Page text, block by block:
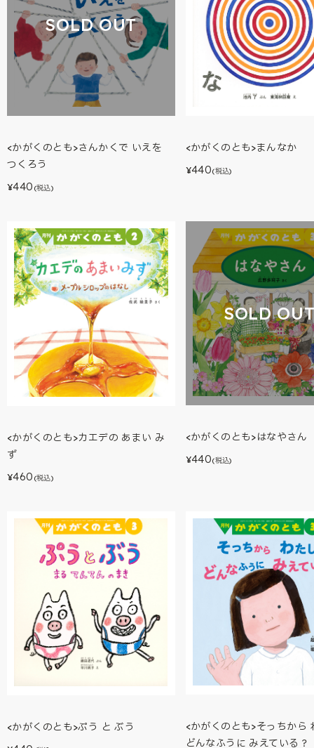
SOLD OUT
<かがくのとも>さんかくで いえを
つくろう
¥440 (税込)
<かがくのとも>まんなか
¥440(税込)
<かがくのとも>カエデの あまい み
ず
¥460 (税込)
SOLD
<かがくのとも>はなやさん
¥440(税込)
<かがくのとも>ぷう と ぶう
<かがくのとも>そっちから
どんなふうに みえている？